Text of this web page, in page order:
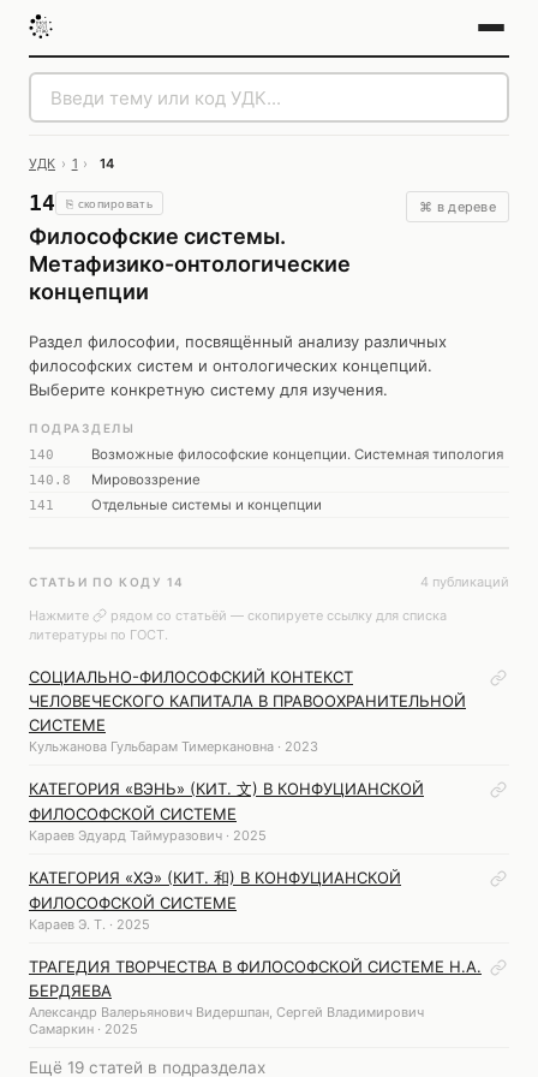
УДК › 1 › 14
14 ⎘ скопировать
Философские системы.
Метафизико-онтологические
концепции
⌘ в дереве
Раздел философии, посвящённый анализу различных
философских систем и онтологических концепций.
Выберите конкретную систему для изучения.
ПОДРАЗДЕЛЫ
140
Возможные философские концепции. Системная типология
140.8 Мировоззрение
141 Отдельные системы и концепции
СТАТЬИ ПО КОДУ 14
4 публикаций
Нажмите
рядом со статьёй — скопируете ссылку для списка
литературы по ГОСТ.
СОЦИАЛЬНО-ФИЛОСОФСКИЙ КОНТЕКСТ
ЧЕЛОВЕЧЕСКОГО КАПИТАЛА В ПРАВООХРАНИТЕЛЬНОЙ
СИСТЕМЕ
Кульжанова Гульбарам Тимеркановна · 2023
КАТЕГОРИЯ «ВЭНЬ» (КИТ. 文) В КОНФУЦИАНСКОЙ
ФИЛОСОФСКОЙ СИСТЕМЕ
Караев Эдуард Таймуразович · 2025
КАТЕГОРИЯ «ХЭ» (КИТ. 和) В КОНФУЦИАНСКОЙ
ФИЛОСОФСКОЙ СИСТЕМЕ
Караев Э. Т. · 2025
ТРАГЕДИЯ ТВОРЧЕСТВА В ФИЛОСОФСКОЙ СИСТЕМЕ Н.А.
БЕРДЯЕВА
Александр Валерьянович Видершпан, Сергей Владимирович
Самаркин · 2025
Ещё 19 статей в подразделах